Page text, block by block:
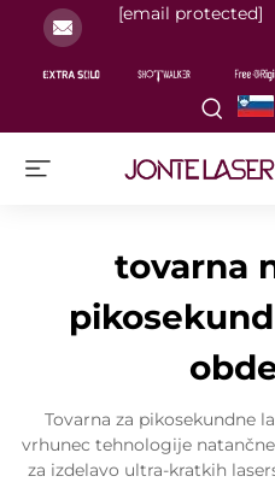
[email protected]
tovarna
Tovarna za pikosekundne
vrhunec tehnologije
za izdelavo ultra-kratkih